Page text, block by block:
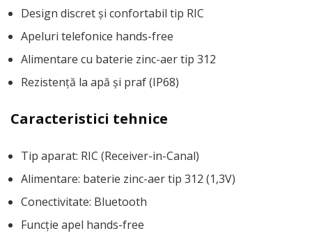
Design discret și confortabil tip RIC
Apeluri telefonice hands-free
Alimentare cu baterie zinc-aer tip 312
Rezistență la apă și praf (IP68)
Caracteristici tehnice
Tip aparat: RIC (Receiver-in-Canal)
Alimentare: baterie zinc-aer tip 312 (1,3V)
Conectivitate: Bluetooth
Funcție apel hands-free